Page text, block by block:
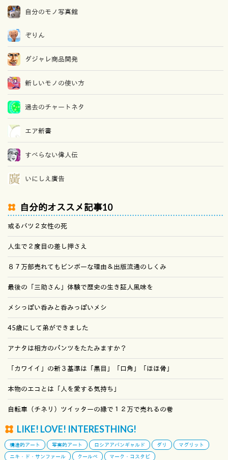
自分のモノ写真館
ぞりん
ダジャレ商品開発
新しいモノの使い方
過去のチャートネタ
エア新書
すべらない偉人伝
いにしえ廣告
自分的オススメ記事10
或るバツ２女性の死
人生で２度目の差し押さえ
８７万部売れてもビンボーな理由＆出版流通のしくみ
最後の「三助さん」体験で歴史の生き証人風味を
メシっぽい呑みと呑みっぽいメシ
45歳にして弟ができました
アナタは相方のパンツをたたみますか？
「カワイイ」の新３基準は「黒目」「口角」「ほほ骨」
本物のエコとは「人を愛する気持ち」
自転車（チネリ）ツイッターの縁で１２万で売れるの巻
LIKE! LOVE! INTERESTHING!
構造的アート 写実的アート ロシアアバンギャルド ダリ
マグリット
ニキ・ド・サンファール
クールベ
マーク・コスタビ